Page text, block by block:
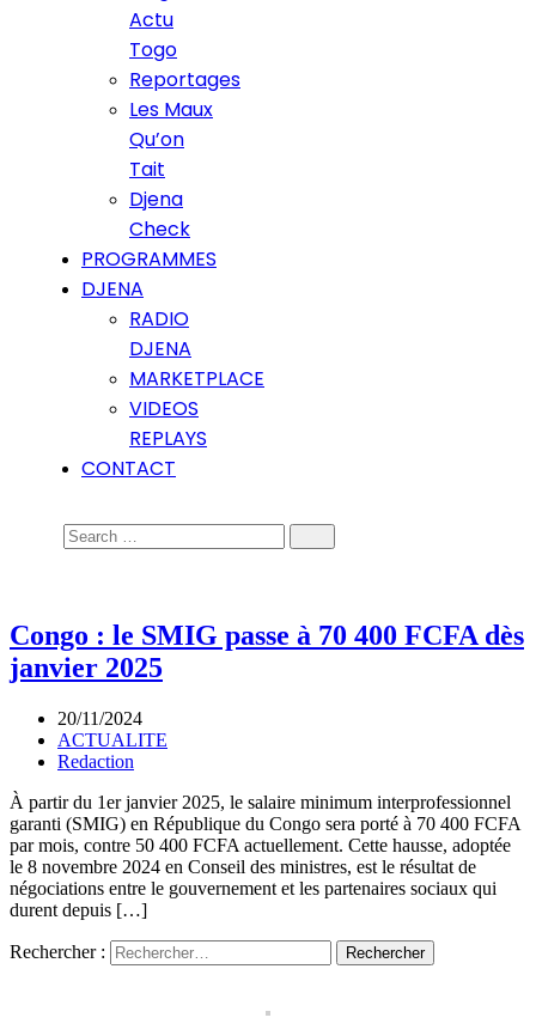
Actu
Togo
Reportages
Les Maux
Qu’on
Tait
Djena
Check
PROGRAMMES
DJENA
RADIO
DJENA
MARKETPLACE
VIDEOS
REPLAYS
CONTACT
Congo : le SMIG passe à 70 400 FCFA dès
janvier 2025
20/11/2024
ACTUALITE
Redaction
À partir du 1er janvier 2025, le salaire minimum interprofessionnel
garanti (SMIG) en République du Congo sera porté à 70 400 FCFA
par mois, contre 50 400 FCFA actuellement. Cette hausse, adoptée
le 8 novembre 2024 en Conseil des ministres, est le résultat de
négociations entre le gouvernement et les partenaires sociaux qui
durent depuis […]
Rechercher :